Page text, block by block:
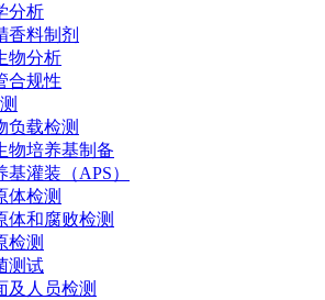
分析
香料制剂
物分析
合规性
负载检测
物培养基制备
基灌装（APS）
体检测
体和腐败检测
检测
测试
及人员检测